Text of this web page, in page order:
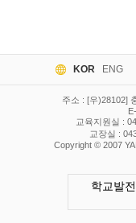
KOR ENG
학교발
주소 : [우)28102]
교육지원실 :
교장실 :
Copyright © 2007